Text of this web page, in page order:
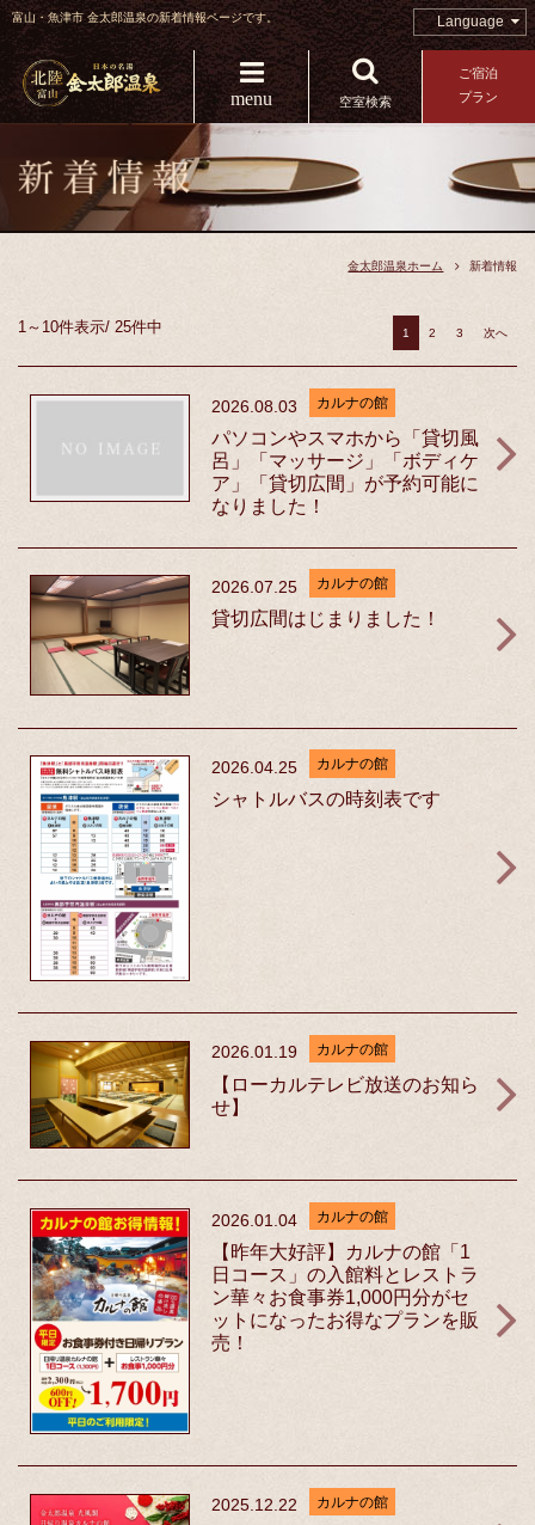
富山・魚津市 金太郎温泉の新着情報ページです。 Language
menu 空室検索
ご宿泊
プラン
金太郎温泉ホーム 新着情報
1～10件表示/ 25件中 1 2 3 次へ
2026.08.03 カルナの館
パソコンやスマホから「貸切風
呂」「マッサージ」「ボディケ
ア」「貸切広間」が予約可能に
なりました！
2026.07.25 カルナの館
貸切広間はじまりました！
2026.04.25 カルナの館
シャトルバスの時刻表です
2026.01.19 カルナの館
【ローカルテレビ放送のお知ら
せ】
2026.01.04 カルナの館
【昨年大好評】カルナの館「1
日コース」の入館料とレストラ
ン華々お食事券1,000円分がセ
ットになったお得なプランを販
売！
2025.12.22 カルナの館